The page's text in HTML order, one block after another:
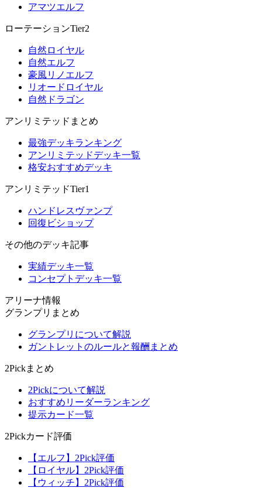
アマツエルフ
ローテーションTier2
自然ロイヤル
自然エルフ
豪風リノエルフ
リオードロイヤル
自然ドラゴン
アンリミテッドまとめ
最強デッキランキング
アンリミテッドデッキ一覧
格安おすすめデッキ
アンリミテッドTier1
ハンドレスヴァンプ
回復ビショップ
その他のデッキ記事
実績デッキ一覧
コンセプトデッキ一覧
アリーナ情報
グランプリまとめ
グランプリについて解説
ガントレットのルールと報酬まとめ
2Pickまとめ
2Pickについて解説
おすすめリーダーランキング
提示カード一覧
2Pickカード評価
【エルフ】2Pick評価
【ロイヤル】2Pick評価
【ウィッチ】2Pick評価